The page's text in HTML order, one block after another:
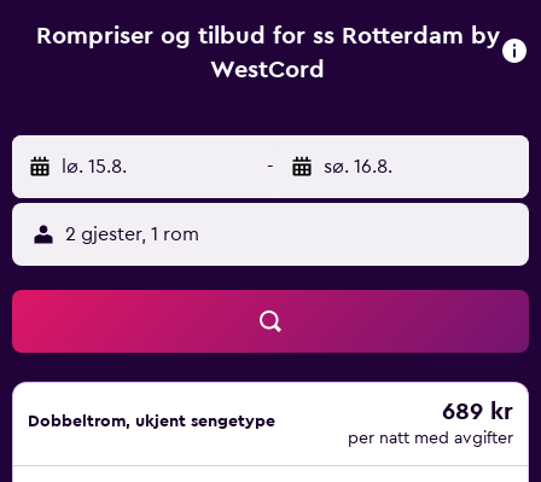
i Rotterdam tilbyr kablet internett inkludert i prisen.
Skrivebord og telefon tilbys. Fasiliteter tilgjengelige på
dette hotellet inkluderer et barnebasseng.
Fritidsaktivitetene som er oppført nedenfor, er
tilgjengelige enten på overnattingsstedet eller i
nærområdet. Avgifter kan tilkomme.
Rompriser og tilbud for ss Rotterdam by
WestCord
lø. 15.8. - sø. 16.8.
2 gjester, 1 rom
Dobbeltrom, ukjent sengetype 689 kr
per natt med avgifter